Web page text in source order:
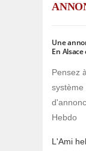
Une
En
Pensez
système
Hebdo
L'Ami